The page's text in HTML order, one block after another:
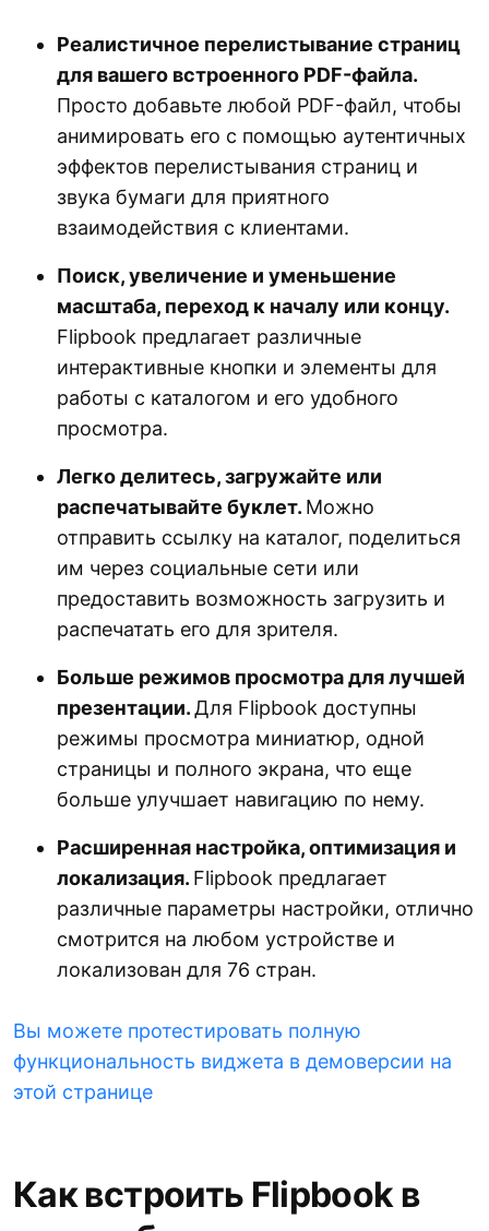
Реалистичное перелистывание страниц
для вашего встроенного PDF-файла.
Просто добавьте любой PDF-файл, чтобы
анимировать его с помощью аутентичных
эффектов перелистывания страниц и
звука бумаги для приятного
взаимодействия с клиентами.
Поиск, увеличение и уменьшение
масштаба, переход к началу или концу.
Flipbook предлагает различные
интерактивные кнопки и элементы для
работы с каталогом и его удобного
просмотра.
Легко делитесь, загружайте или
распечатывайте буклет. Можно
отправить ссылку на каталог, поделиться
им через социальные сети или
предоставить возможность загрузить и
распечатать его для зрителя.
Больше режимов просмотра для лучшей
презентации.Для Flipbook доступны
режимы просмотра миниатюр, одной
страницы и полного экрана, что еще
больше улучшает навигацию по нему.
Расширенная настройка, оптимизация и
локализация. Flipbook предлагает
различные параметры настройки, отлично
смотрится на любом устройстве и
локализован для 76 стран.
Вы можете протестировать полную
функциональность виджета в демоверсии на
этой странице
Как встроить Flipbook в